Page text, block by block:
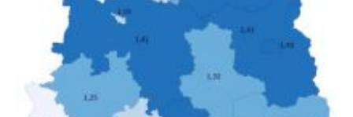
Nettoäquivalenzeinkommen) nur einen moderaten
Anstieg des Mietanteils am Gesamteinkommen
hinnehmen mussten, nahm die Belastung bei
Menschen mit…